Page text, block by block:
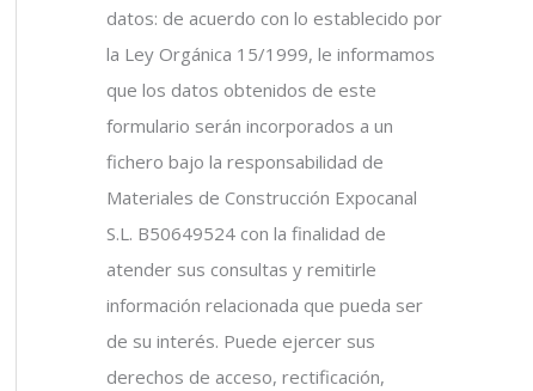
datos: de acuerdo con lo establecido por
la Ley Orgánica 15/1999, le informamos
que los datos obtenidos de este
formulario serán incorporados a un
fichero bajo la responsabilidad de
Materiales de Construcción Expocanal
S.L. B50649524 con la finalidad de
atender sus consultas y remitirle
información relacionada que pueda ser
de su interés. Puede ejercer sus
derechos de acceso, rectificación,